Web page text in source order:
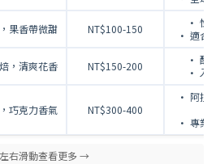
果香帶微甜 NT$100-150
• 性
• 適合
，清爽花香 NT$150-200
• 酸
• 入
巧克力香氣 NT$300-400
• 阿拉
• 專業